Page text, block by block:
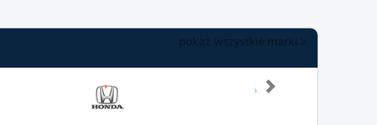
pokaż wszystkie marki >